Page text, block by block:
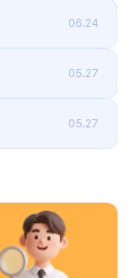
06.24
05.27
05.27